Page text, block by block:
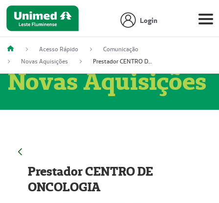
Login
Acesso Rápido
Comunicação
Novas Aquisições
Prestador CENTRO DE ONCOLOGIA
Novas Aquisições
Prestador CENTRO DE
ONCOLOGIA